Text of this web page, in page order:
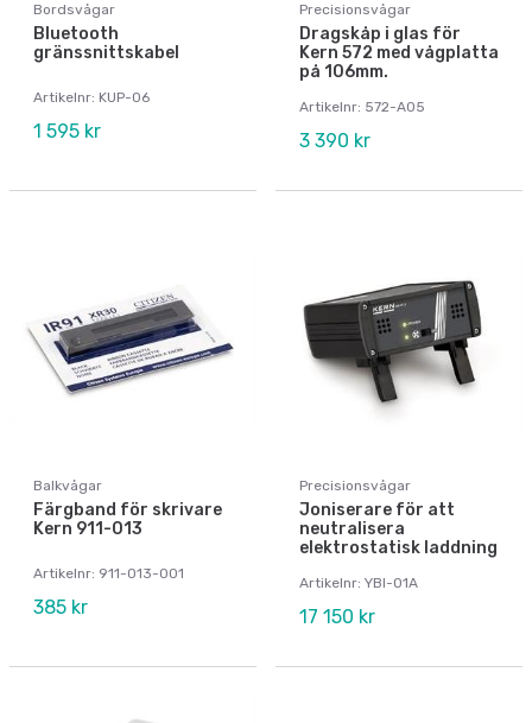
Bordsvågar
Bluetooth
gränssnittskabel
Artikelnr: KUP-06
1 595 kr
Precisionsvågar
Dragskåp i glas för
Kern 572 med vågplatta
på 106mm.
Artikelnr: 572-A05
3 390 kr
Balkvågar
Färgband för skrivare
Kern 911-013
Artikelnr: 911-013-001
385 kr
Precisionsvågar
Joniserare för att
neutralisera
elektrostatisk laddning
Artikelnr: YBI-01A
17 150 kr